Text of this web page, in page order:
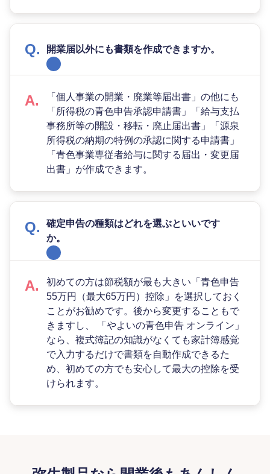
開業届以外にも書類を作成できますか。
「個人事業の開業・廃業等届出書」の他にも
「所得税の青色申告承認申請書」「給与支払
事務所等の開設・移転・廃止届出書」「源泉
所得税の納期の特例の承認に関する申請書」
「青色事業専従者給与に関する届出・変更届
出書」が作成できます。
確定申告の種類はどれを選ぶといいです
か。
初めての方は節税額が最も大きい「青色申告
55万円（最大65万円）控除」を選択しておく
ことがお勧めです。後から変更することもで
きますし、 「やよいの青色申告 オンライン」
なら、複式簿記の知識がなくても家計簿感覚
で入力するだけで書類を自動作成できるた
め、初めての方でも安心して最大の控除を受
けられます。